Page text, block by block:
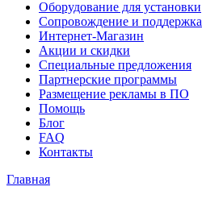
Оборудование для установки
Сопровождение и поддержка
Интернет-Магазин
Акции и скидки
Специальные предложения
Партнерские программы
Размещение рекламы в ПО
Помощь
Блог
FAQ
Контакты
Главная